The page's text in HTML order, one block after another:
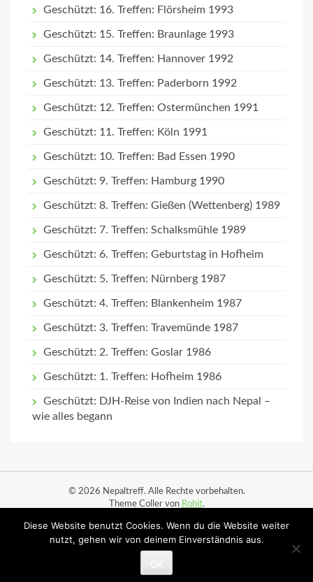
Geschützt: 16. Treffen: Flörsheim 1993
Geschützt: 15. Treffen: Braunlage 1993
Geschützt: 14. Treffen: Hannover 1992
Geschützt: 13. Treffen: Paderborn 1992
Geschützt: 12. Treffen: Ostermünchen 1991
Geschützt: 11. Treffen: Köln 1991
Geschützt: 10. Treffen: Bad Essen 1990
Geschützt: 9. Treffen: Hamburg 1990
Geschützt: 8. Treffen: Gießen (Wettenberg) 1989
Geschützt: 7. Treffen: Schalksmühle 1989
Geschützt: 6. Treffen: Geburtstag in Hofheim
Geschützt: 5. Treffen: Nürnberg 1987
Geschützt: 4. Treffen: Blankenheim 1987
Geschützt: 3. Treffen: Travemünde 1987
Geschützt: 2. Treffen: Goslar 1986
Geschützt: 1. Treffen: Hofheim 1986
Geschützt: DJH-Reise von Indien nach Nepal –
wie alles begann
© 2026 Nepaltreff. Alle Rechte vorbehalten.
Theme Coller von Rohit.
Start Datenschutz Impressum Ortsbesuche
Diese Website benutzt Cookies. Wenn du die Website weiter
nutzt, gehen wir von deinem Einverständnis aus.